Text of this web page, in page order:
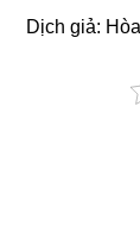
Dịϲh ɡiả: